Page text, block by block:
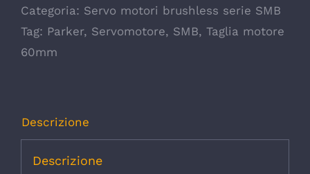
Categoria: Servo motori brushless serie SMB
Tag: Parker, Servomotore, SMB, Taglia motore
60mm
Descrizione
Descrizione